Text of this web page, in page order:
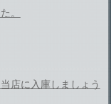
。
店に入庫しましょう